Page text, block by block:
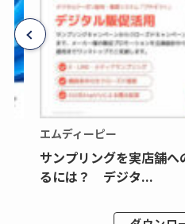
エムディーピー
サンプリングを実店舗
るには？ デジタ...